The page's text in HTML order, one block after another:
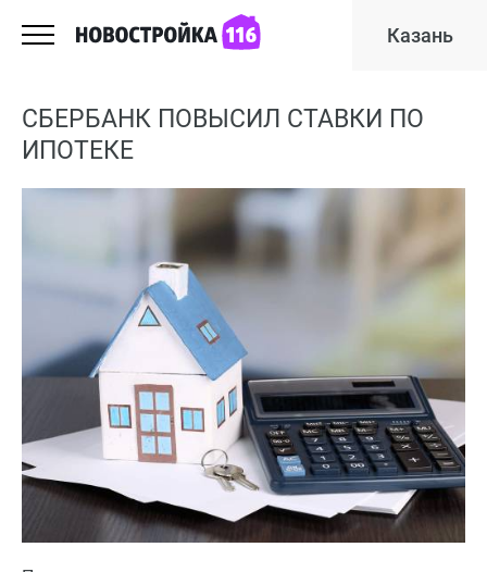
Казань
СБЕРБАНК ПОВЫСИЛ СТАВКИ ПО
ИПОТЕКЕ